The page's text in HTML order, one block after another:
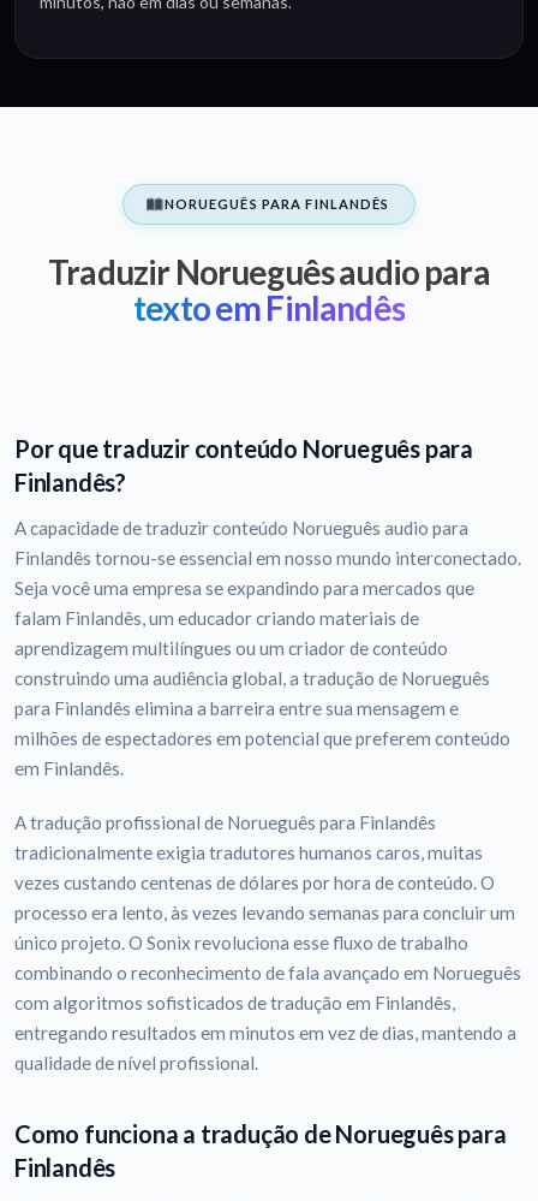
NORUEGUÊS PARA FINLANDÊS
Traduzir Norueguês audio para
texto em Finlandês
Por que traduzir conteúdo Norueguês para
Finlandês?
A capacidade de traduzir conteúdo Norueguês audio para
Finlandês tornou-se essencial em nosso mundo interconectado.
Seja você uma empresa se expandindo para mercados que
falam Finlandês, um educador criando materiais de
aprendizagem multilíngues ou um criador de conteúdo
construindo uma audiência global, a tradução de Norueguês
para Finlandês elimina a barreira entre sua mensagem e
milhões de espectadores em potencial que preferem conteúdo
em Finlandês.
A tradução profissional de Norueguês para Finlandês
tradicionalmente exigia tradutores humanos caros, muitas
vezes custando centenas de dólares por hora de conteúdo. O
processo era lento, às vezes levando semanas para concluir um
único projeto. O Sonix revoluciona esse fluxo de trabalho
combinando o reconhecimento de fala avançado em Norueguês
com algoritmos sofisticados de tradução em Finlandês,
entregando resultados em minutos em vez de dias, mantendo a
qualidade de nível profissional.
Como funciona a tradução de Norueguês para
Finlandês